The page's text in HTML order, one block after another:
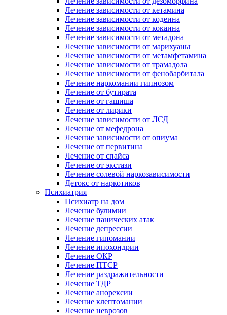
Лечение зависимости от кетамина
Лечение зависимости от кодеина
Лечение зависимости от кокаина
Лечение зависимости от метадона
Лечение зависимости от марихуаны
Лечение зависимости от метамфетамина
Лечение зависимости от трамадола
Лечение зависимости от фенобарбитала
Лечение наркомании гипнозом
Лечение от бутирата
Лечение от гашиша
Лечение от лирики
Лечение зависимости от ЛСД
Лечение от мефедрона
Лечение зависимости от опиума
Лечение от первитина
Лечение от спайса
Лечение от экстази
Лечение солевой наркозависимости
Детокс от наркотиков
Психиатрия
Психиатр на дом
Лечение булимии
Лечение панических атак
Лечение депрессии
Лечение гипомании
Лечение ипохондрии
Лечение ОКР
Лечение ПТСР
Лечение раздражительности
Лечение ТДР
Лечение анорексии
Лечение клептомании
Лечение неврозов